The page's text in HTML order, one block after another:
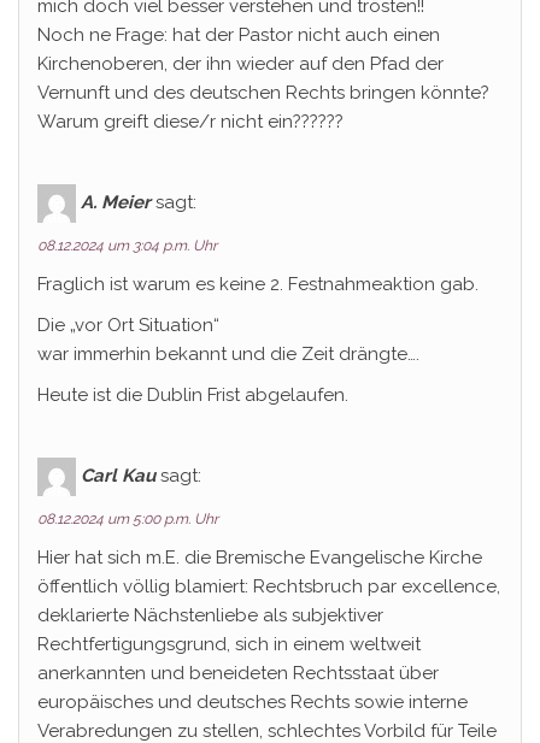
mich doch viel besser verstehen und trösten!!
Noch ne Frage: hat der Pastor nicht auch einen
Kirchenoberen, der ihn wieder auf den Pfad der
Vernunft und des deutschen Rechts bringen könnte?
Warum greift diese/r nicht ein??????
A. Meier sagt:
08.12.2024 um 3:04 p.m. Uhr
Fraglich ist warum es keine 2. Festnahmeaktion gab.
Die „vor Ort Situation“
war immerhin bekannt und die Zeit drängte….
Heute ist die Dublin Frist abgelaufen.
Carl Kau sagt:
08.12.2024 um 5:00 p.m. Uhr
Hier hat sich m.E. die Bremische Evangelische Kirche
öffentlich völlig blamiert: Rechtsbruch par excellence,
deklarierte Nächstenliebe als subjektiver
Rechtfertigungsgrund, sich in einem weltweit
anerkannten und beneideten Rechtsstaat über
europäisches und deutsches Rechts sowie interne
Verabredungen zu stellen, schlechtes Vorbild für Teile